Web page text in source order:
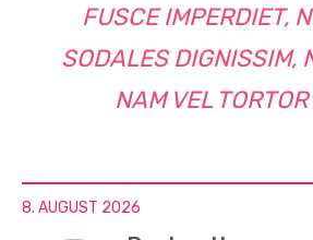
FUSCE IMPERDIET,
SODALES DIGNISSIM,
NAM VEL
8. AUGUST 2026